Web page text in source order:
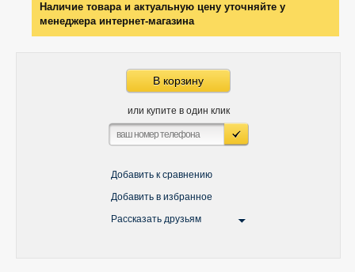
Наличие товара и актуальную цену уточняйте у
менеджера интернет-магазина
В корзину
или купите в один клик
Добавить к сравнению
Добавить в избранное
Рассказать друзьям